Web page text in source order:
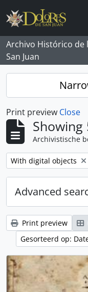
Skip to main content
Archivo Histórico de
San Juan
Print preview Close
Showing
Archivistische
Remove filter:
With digital objects
Advanced
Print preview
Gesorteerd op: